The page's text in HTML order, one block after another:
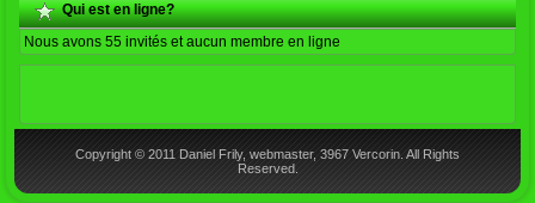
Qui est en ligne?
Nous avons 55 invités et aucun membre en ligne
Copyright © 2011 Daniel Frily, webmaster, 3967 Vercorin. All Rights
Reserved.